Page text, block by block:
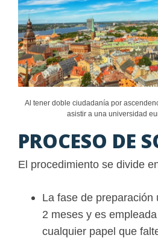
Al tener doble ciudadanía por
asistir a una universidad
PROCESO DE
El procedimiento se divide
La fase de preparación
2 meses y es
cualquier papel que